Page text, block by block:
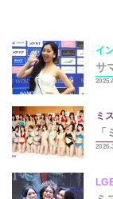
イ
サ
ミ